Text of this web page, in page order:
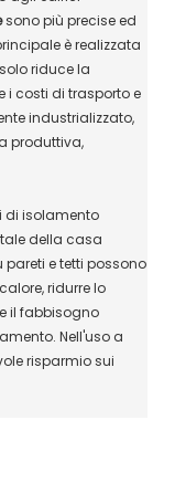
sono più precise ed
è realizzata
riduce la
i costi di trasporto e
industrializzato,
produttiva,
di isolamento
della casa
e tetti possono
ridurre lo
il fabbisogno
Nell'uso a
risparmio sui